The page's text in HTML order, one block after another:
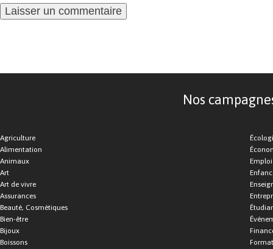
Nos
Agriculture
Alimentation
Animaux
Art
Art de vivre
Assurances
Beauté, Cosmétiques
Bien-être
Bijoux
Boissons
Emploi